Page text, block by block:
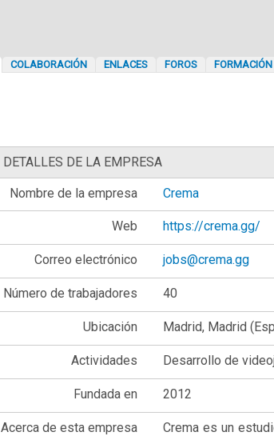
COLABORACIÓN ENLACES FOROS FORMACIÓN
DETALLES DE LA EMPRESA
Nombre de la empresa Crema
Web https://crema.gg/
Correo electrónico jobs@crema.gg
Número de trabajadores 40
Ubicación Madrid, Madrid
Actividades Desarrollo de
Fundada en 2012
Acerca de esta empresa
Crema es un